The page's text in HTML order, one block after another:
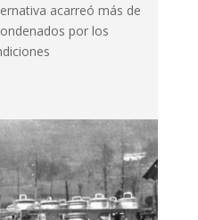
acarreó más de
por los